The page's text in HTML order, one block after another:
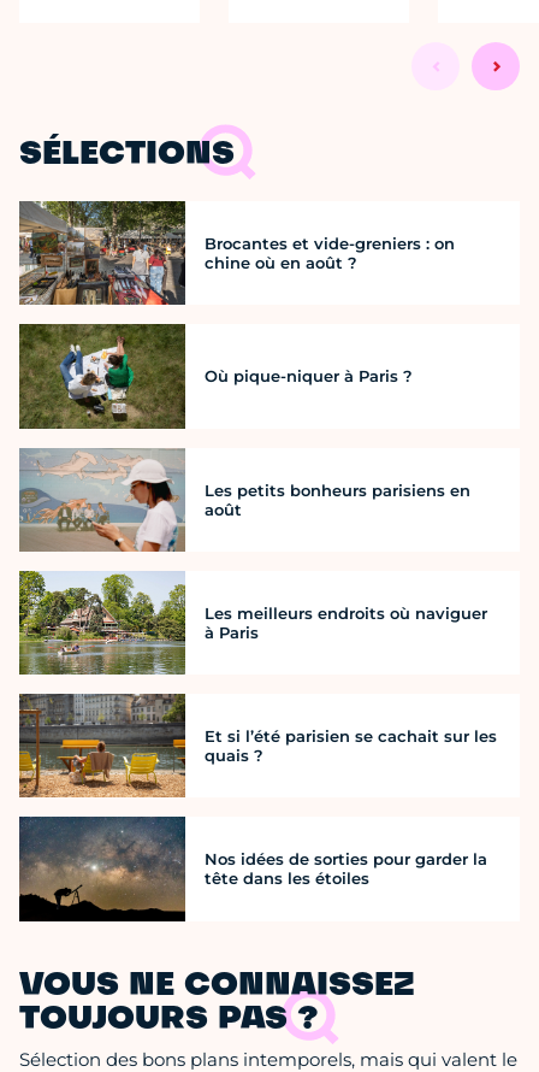
SÉLECTIONS
Brocantes et vide-greniers : on
chine où en août ?
Où pique-niquer à Paris ?
Les petits bonheurs parisiens en
août
Les meilleurs endroits où naviguer
à Paris
Et si l’été parisien se cachait sur les
quais ?
Nos idées de sorties pour garder la
tête dans les étoiles
VOUS NE CONNAISSEZ
TOUJOURS PAS ?
Sélection des bons plans intemporels, mais qui valent le